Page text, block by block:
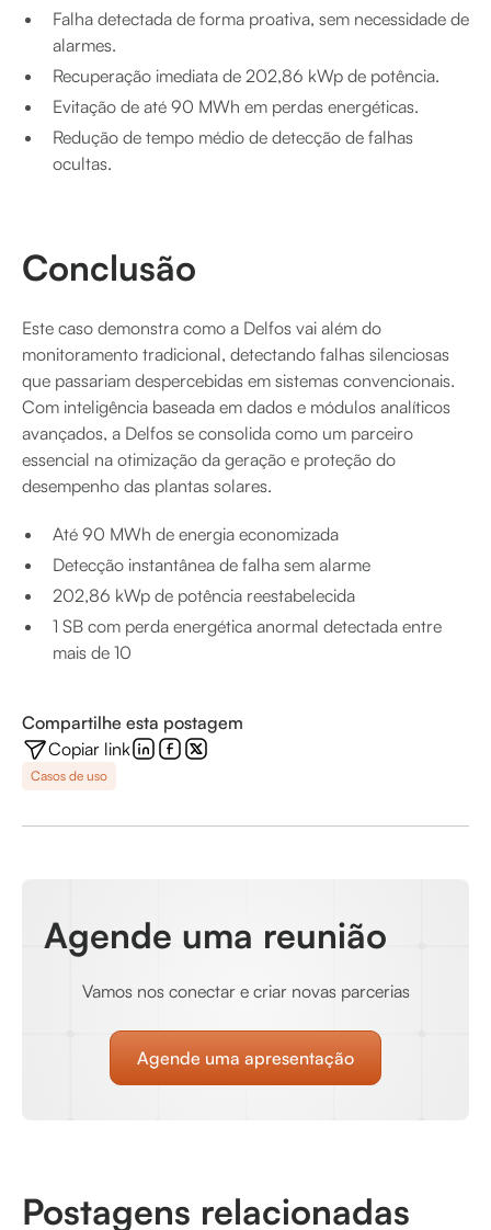
Falha detectada de forma proativa, sem necessidade de
alarmes.
Recuperação imediata de 202,86 kWp de potência.
Evitação de até 90 MWh em perdas energéticas.
Redução de tempo médio de detecção de falhas
ocultas.
Conclusão
Este caso demonstra como a Delfos vai além do
monitoramento tradicional, detectando falhas silenciosas
que passariam despercebidas em sistemas convencionais.
Com inteligência baseada em dados e módulos analíticos
avançados, a Delfos se consolida como um parceiro
essencial na otimização da geração e proteção do
desempenho das plantas solares.
Até 90 MWh de energia economizada
Detecção instantânea de falha sem alarme
202,86 kWp de potência reestabelecida
1 SB com perda energética anormal detectada entre
mais de 10
Compartilhe esta postagem
Copiar link
Casos de uso
Agende uma reunião
Vamos nos conectar e criar novas parcerias
Agende uma apresentação
Postagens relacionadas